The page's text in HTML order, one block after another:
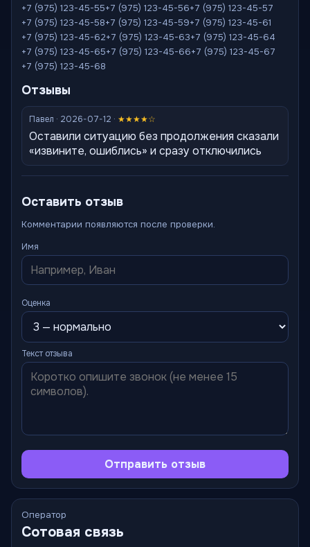
+7 (975) 123-45-55+7 (975) 123-45-56+7 (975) 123-45-57
+7 (975) 123-45-58+7 (975) 123-45-59+7 (975) 123-45-61
+7 (975) 123-45-62+7 (975) 123-45-63+7 (975) 123-45-64
+7 (975) 123-45-65+7 (975) 123-45-66+7 (975) 123-45-67
+7 (975) 123-45-68
Отзывы
Павел · 2026-07-12 · ★★★★☆
Оставили ситуацию без продолжения сказали
«извините, ошиблись» и сразу отключились
Оставить отзыв
Комментарии появляются после проверки.
Имя
Оценка
Текст отзыва
Отправить отзыв
Оператор
Сотовая связь